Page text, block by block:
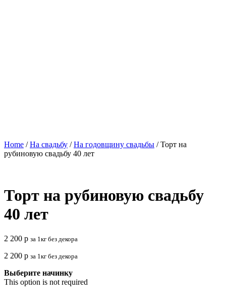
Home /На свадьбу /На годовщину свадьбы / Торт на
рубиновую свадьбу 40 лет
Торт на рубиновую свадьбу
40 лет
2 200 р за 1кг без декора
2 200 р за 1кг без декора
Выберите начинку
This option is not required